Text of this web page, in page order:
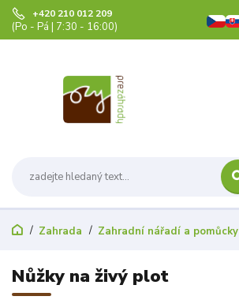
+420 210 012 209
(Po - Pá | 7:30 - 16:00)
Zahrada Zahradní nářadí a pomůcky
Nůžky na živý plot